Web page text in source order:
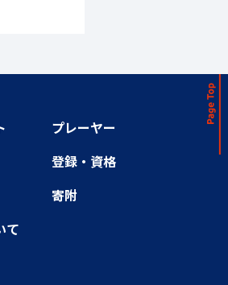
プレーヤー
登録・資格
寄附
て